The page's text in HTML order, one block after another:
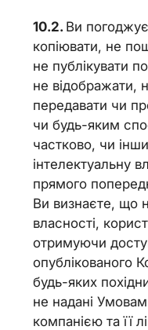
Ви
копіювати, не
не публікувати
не відображати,
передавати чи
чи будь-яким
частково, чи
інтелектуальну
прямого
Ви визнаєте, що
власності,
отримуючи
опублікованого
будь-яких
не надані
компанією та її